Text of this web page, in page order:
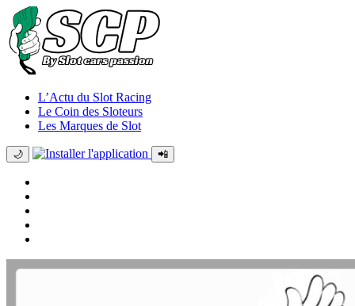
L’Actu du Slot Racing
Le Coin des Sloteurs
Les Marques de Slot
🌙 📲